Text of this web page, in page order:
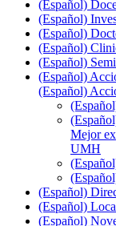
(Español)
(Español)
(Español)
(Español)
(Español)
(Español)
(Español)
Mejor
UMH
(Español)
(Español)
(Español)